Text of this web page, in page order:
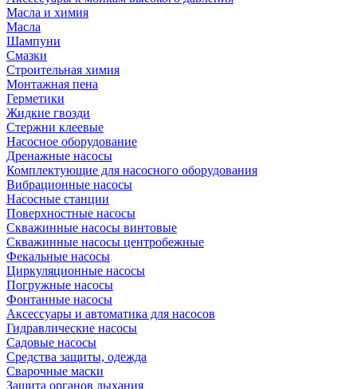
Масла и химия
Масла
Шампуни
Смазки
Строительная химия
Монтажная пена
Герметики
Жидкие гвозди
Стержни клеевые
Насосное оборудование
Дренажные насосы
Комплектующие для насосного оборудования
Вибрационные насосы
Насосные станции
Поверхностные насосы
Скважинные насосы винтовые
Скважинные насосы центробежные
Фекальные насосы
Циркуляционные насосы
Погружные насосы
Фонтанные насосы
Аксессуары и автоматика для насосов
Гидравлические насосы
Садовые насосы
Средства защиты, одежда
Сварочные маски
Защита органов дыхания